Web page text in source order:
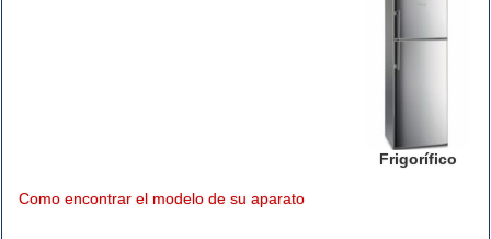
Frigorífico
Como encontrar el modelo de su aparato